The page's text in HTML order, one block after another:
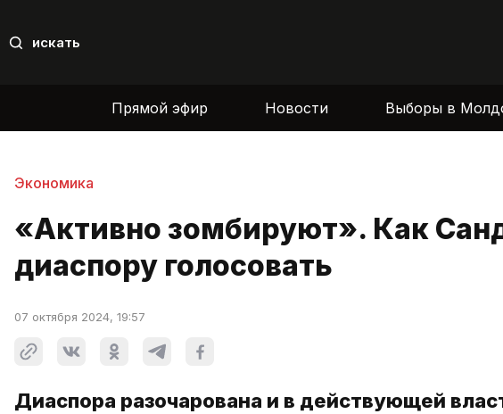
искать
Прямой эфир Новости Выборы в
Экономика
«Активно зомбируют». Как
диаспору голосовать
07 октября 2024, 19:57
Диаспора разочарована и в действующей